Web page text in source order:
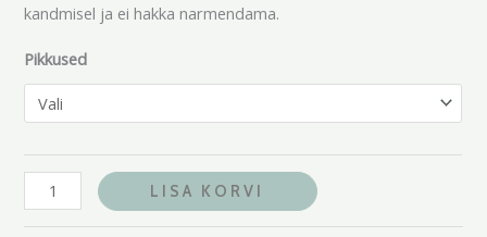
kandmisel ja ei hakka narmendama.
Pikkused
LISA KORVI